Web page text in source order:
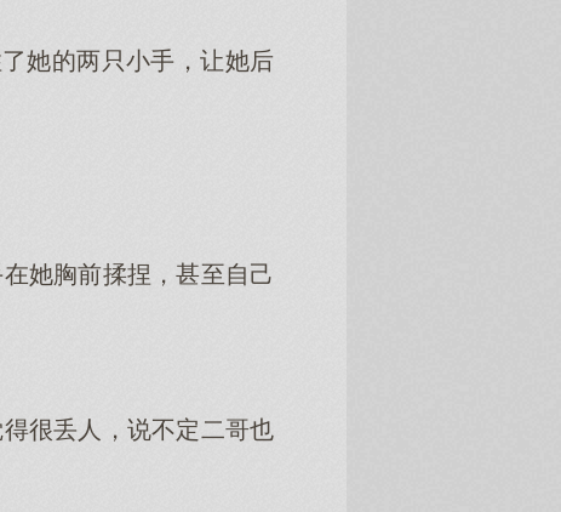
她的两只小手，让她后
她胸前揉捏，甚至自己
很丢人，说不定二哥也